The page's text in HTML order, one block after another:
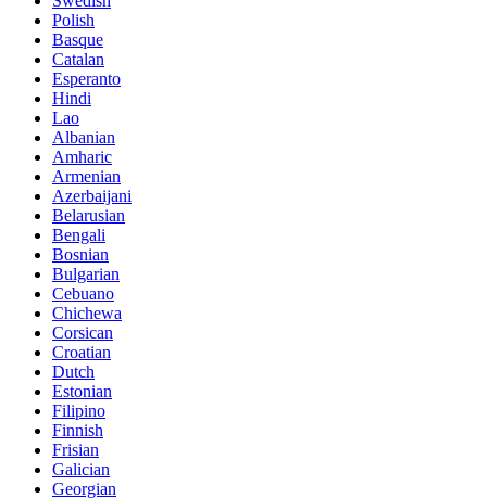
Polish
Basque
Catalan
Esperanto
Hindi
Lao
Albanian
Amharic
Armenian
Azerbaijani
Belarusian
Bengali
Bosnian
Bulgarian
Cebuano
Chichewa
Corsican
Croatian
Dutch
Estonian
Filipino
Finnish
Frisian
Galician
Georgian